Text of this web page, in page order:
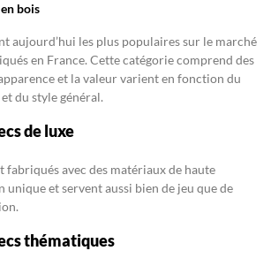
en bois
aujourd’hui les plus populaires sur le marché
en France. Cette catégorie comprend des
et la valeur varient en fonction du
du style général.
de luxe
fabriqués avec des matériaux de haute
unique et servent aussi bien de jeu que de
thématiques